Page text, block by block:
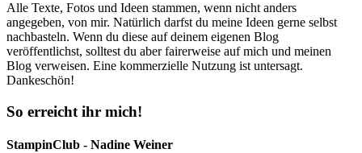
Alle Texte, Fotos und Ideen stammen, wenn nicht anders
angegeben, von mir. Natürlich darfst du meine Ideen gerne selbst
nachbasteln. Wenn du diese auf deinem eigenen Blog
veröffentlichst, solltest du aber fairerweise auf mich und meinen
Blog verweisen. Eine kommerzielle Nutzung ist untersagt.
Dankeschön!
So erreicht ihr mich!
StampinClub - Nadine Weiner